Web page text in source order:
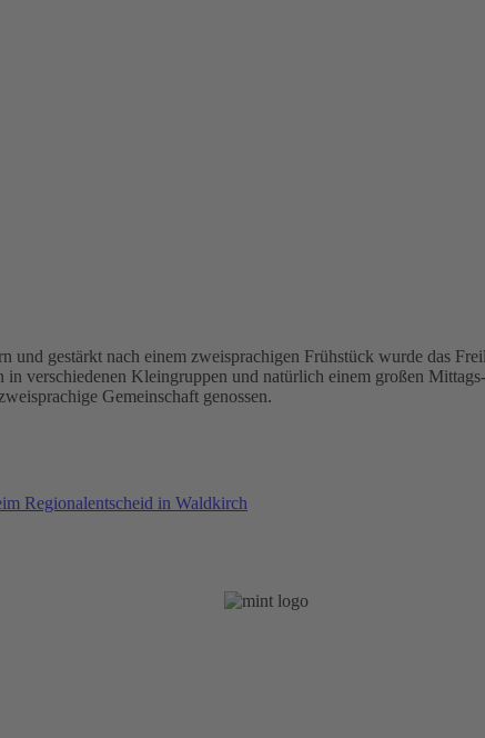
und gestärkt nach einem zweisprachigen Frühstück wurde das
in verschiedenen Kleingruppen und natürlich einem großen
Gemeinschaft genossen.
Regionalentscheid in Waldkirch